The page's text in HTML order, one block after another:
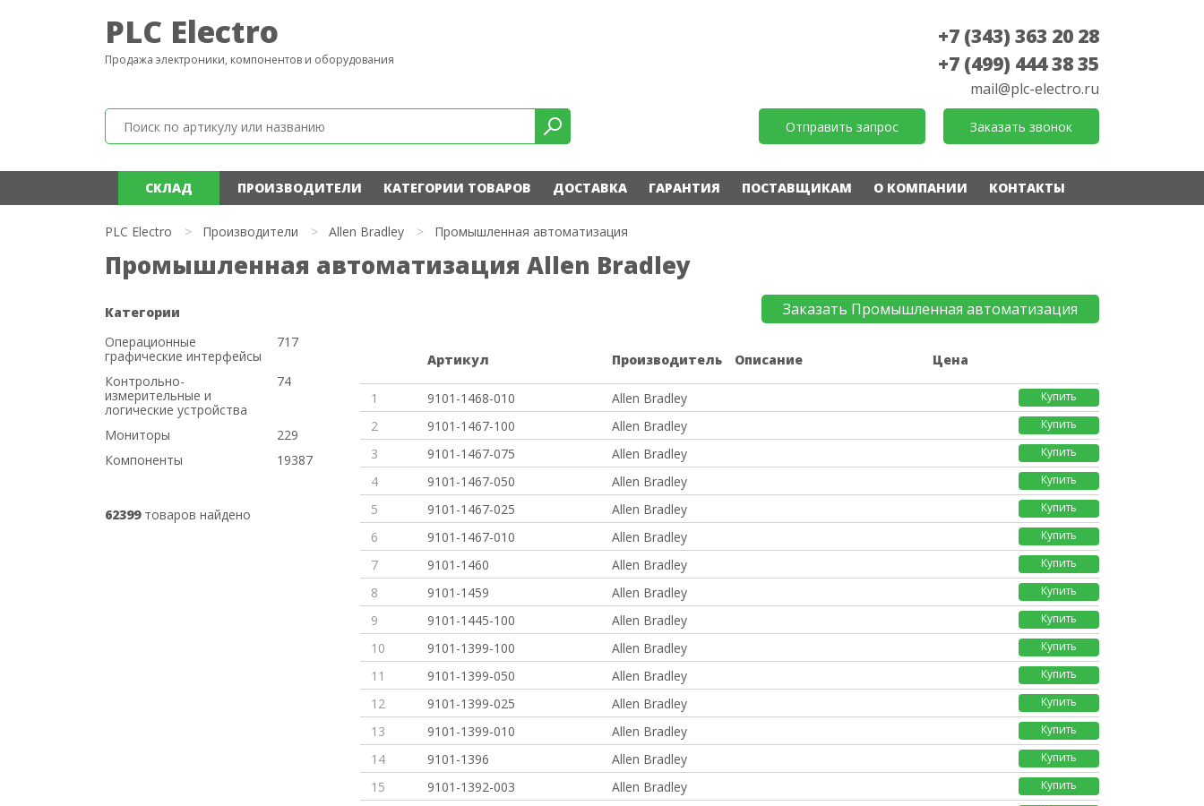
PLC Electro
Продажа электроники, компонентов и оборудования
+7 (343) 363 20 28
+7 (499) 444 38 35
mail@plc-electro.ru
Отправить запрос Заказать звонок
СКЛАД ПРОИЗВОДИТЕЛИ КАТЕГОРИИ ТОВАРОВ ДОСТАВКА ГАРАНТИЯ ПОСТАВЩИКАМ О КОМПАНИИ КОНТАКТЫ
PLC Electro > Производители > Allen Bradley > Промышленная автоматизация
Промышленная автоматизация Allen Bradley
Категории
Операционные
графические интерфейсы
717
Контрольно-
измерительные и
логические устройства
74
Мониторы
229
Компоненты
19387
62399товаров найдено
Заказать Промышленная автоматизация
Артикул Производитель Описание Цена
1 9101-1468-010 Allen Bradley Купить
2 9101-1467-100 Allen Bradley Купить
3 9101-1467-075 Allen Bradley Купить
4 9101-1467-050 Allen Bradley Купить
5 9101-1467-025 Allen Bradley Купить
6 9101-1467-010 Allen Bradley Купить
7 9101-1460 Allen Bradley Купить
8 9101-1459 Allen Bradley Купить
9 9101-1445-100 Allen Bradley Купить
10 9101-1399-100 Allen Bradley Купить
11 9101-1399-050 Allen Bradley Купить
12 9101-1399-025 Allen Bradley Купить
13 9101-1399-010 Allen Bradley Купить
14 9101-1396 Allen Bradley Купить
15 9101-1392-003 Allen Bradley Купить